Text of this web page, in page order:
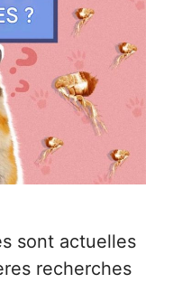
sont actuelles
recherches